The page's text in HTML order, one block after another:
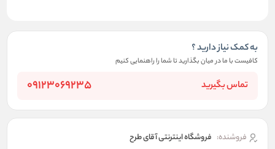
به کمک نیاز دارید ؟
کافیست با ما در میان بگذارید تا شما را راهنمایی کنیم
تماس بگیرید 09123069235
فروشنده: فروشگاه اینترنتی آقای طرح